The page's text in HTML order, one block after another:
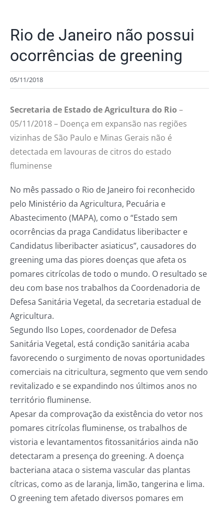
Rio de Janeiro não possui
ocorrências de greening
05/11/2018
Secretaria de Estado de Agricultura do Rio –
05/11/2018 – Doença em expansão nas regiões
vizinhas de São Paulo e Minas Gerais não é
detectada em lavouras de citros do estado
fluminense
No mês passado o Rio de Janeiro foi reconhecido
pelo Ministério da Agricultura, Pecuária e
Abastecimento (MAPA), como o “Estado sem
ocorrências da praga Candidatus liberibacter e
Candidatus liberibacter asiaticus”, causadores do
greening uma das piores doenças que afeta os
pomares citrícolas de todo o mundo. O resultado se
deu com base nos trabalhos da Coordenadoria de
Defesa Sanitária Vegetal, da secretaria estadual de
Agricultura.
Segundo Ilso Lopes, coordenador de Defesa
Sanitária Vegetal, está condição sanitária acaba
favorecendo o surgimento de novas oportunidades
comerciais na citricultura, segmento que vem sendo
revitalizado e se expandindo nos últimos anos no
território fluminense.
Apesar da comprovação da existência do vetor nos
pomares citrícolas fluminense, os trabalhos de
vistoria e levantamentos fitossanitários ainda não
detectaram a presença do greening. A doença
bacteriana ataca o sistema vascular das plantas
cítricas, como as de laranja, limão, tangerina e lima.
O greening tem afetado diversos pomares em